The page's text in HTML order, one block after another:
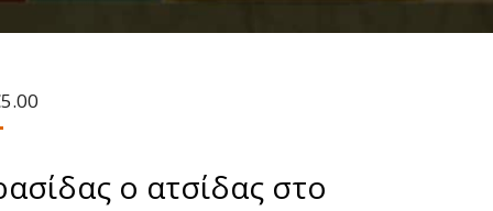
5.00
είναι:
€5.00.
ο ατσίδας στο